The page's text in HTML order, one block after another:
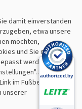
GmbH
6
70 30
33 45
sind urheberrechtlich
schriftliche
damit einverstanden
etwa unsere
möchten,
und Sie müssen
werden. Weitere
Sie können
im Fußbereich
unserer